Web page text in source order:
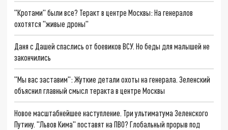
"Кротами" были все? Теракт в центре Москвы: На генералов
охотятся "живые дроны"
Даня с Дашей спаслись от боевиков ВСУ. Но беды для малышей не
закончились
"Мы вас заставим": Жуткие детали охоты на генерала. Зеленский
объяснил главный смысл теракта в центре Москвы
Новое масштабнейшее наступление. Три ультиматума Зеленского
Путину. "Львов Кима" поставят на ПВО? Глобальный прорыв под